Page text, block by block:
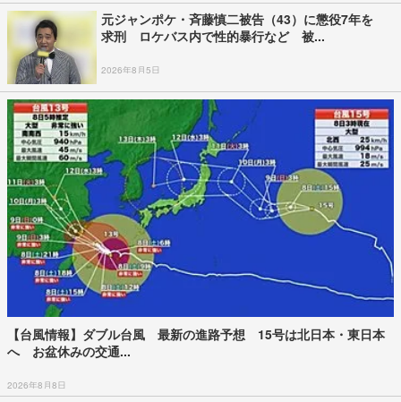
元ジャンポケ・斉藤慎二被告（43）に懲役7年を
求刑 ロケバス内で性的暴行など 被...
2026年8月5日
【台風情報】ダブル台風 最新の進路予想 15号は北日本・東日本
へ お盆休みの交通...
2026年8月8日